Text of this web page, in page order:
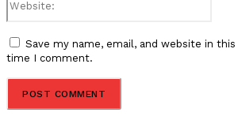
Save my name, email, and website in
time I comment.